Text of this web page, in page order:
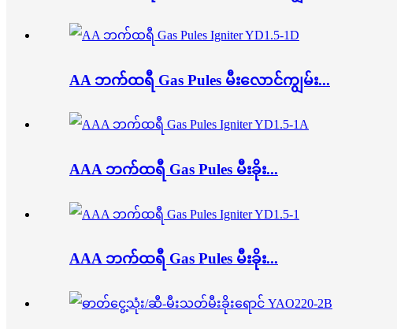
AA ဘက်ထရီ Gas Pules မီးလောင်ကျွမ်း...
AAA ဘက်ထရီ Gas Pules မီးခိုး...
AAA ဘက်ထရီ Gas Pules မီးခိုး...